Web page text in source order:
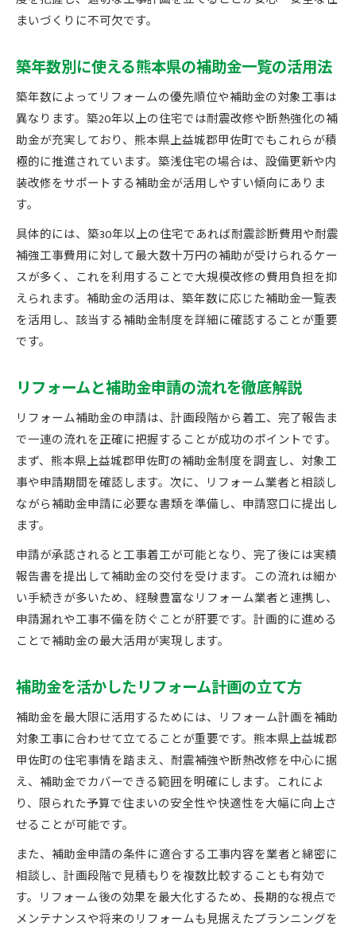
まいづくりに不可欠です。
築年数別に使える熊本県の補助金一覧の活用法
築年数によってリフォームの優先順位や補助金の対象工事は
異なります。築20年以上の住宅では耐震改修や断熱強化の補
助金が充実しており、熊本県上益城郡甲佐町でもこれらが積
極的に推進されています。築浅住宅の場合は、設備更新や内
装改修をサポートする補助金が活用しやすい傾向にありま
す。
具体的には、築30年以上の住宅であれば耐震診断費用や耐震
補強工事費用に対して最大数十万円の補助が受けられるケー
スが多く、これを利用することで大規模改修の費用負担を抑
えられます。補助金の活用は、築年数に応じた補助金一覧表
を活用し、該当する補助金制度を詳細に確認することが重要
です。
リフォームと補助金申請の流れを徹底解説
リフォーム補助金の申請は、計画段階から着工、完了報告ま
で一連の流れを正確に把握することが成功のポイントです。
まず、熊本県上益城郡甲佐町の補助金制度を調査し、対象工
事や申請期間を確認します。次に、リフォーム業者と相談し
ながら補助金申請に必要な書類を準備し、申請窓口に提出し
ます。
申請が承認されると工事着工が可能となり、完了後には実績
報告書を提出して補助金の交付を受けます。この流れは細か
い手続きが多いため、経験豊富なリフォーム業者と連携し、
申請漏れや工事不備を防ぐことが肝要です。計画的に進める
ことで補助金の最大活用が実現します。
補助金を活かしたリフォーム計画の立て方
補助金を最大限に活用するためには、リフォーム計画を補助
対象工事に合わせて立てることが重要です。熊本県上益城郡
甲佐町の住宅事情を踏まえ、耐震補強や断熱改修を中心に据
え、補助金でカバーできる範囲を明確にします。これによ
り、限られた予算で住まいの安全性や快適性を大幅に向上さ
せることが可能です。
また、補助金申請の条件に適合する工事内容を業者と綿密に
相談し、計画段階で見積もりを複数比較することも有効で
す。リフォーム後の効果を最大化するため、長期的な視点で
メンテナンスや将来のリフォームも見据えたプランニングを